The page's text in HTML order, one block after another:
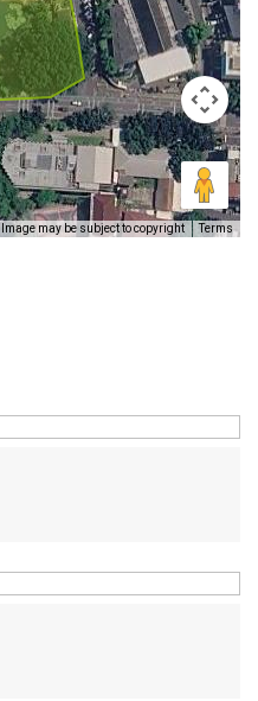
Image may be subject to copyright Terms